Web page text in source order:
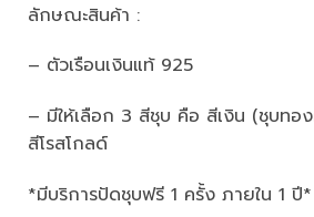
ลักษณะสินค้า :
– ตัวเรือนเงินแท้ 925
– มีให้เลือก 3 สีชุบ คือ สีเงิน (ชุบทอ
สีโรสโกลด์
*มีบริการปัดชุบฟรี 1 ครั้ง ภายใน 1 ปี*